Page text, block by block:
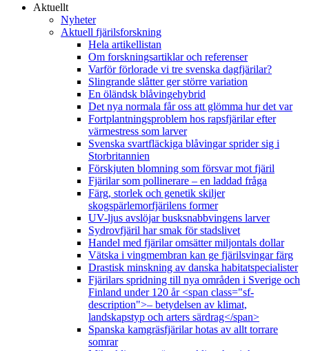
Aktuellt
Nyheter
Aktuell fjärilsforskning
Hela artikellistan
Om forskningsartiklar och referenser
Varför förlorade vi tre svenska dagfjärilar?
Slingrande slåtter ger större variation
En öländsk blåvingehybrid
Det nya normala får oss att glömma hur det var
Fortplantningsproblem hos rapsfjärilar efter
värmestress som larver
Svenska svartfläckiga blåvingar sprider sig i
Storbritannien
Förskjuten blomning som försvar mot fjäril
Fjärilar som pollinerare – en laddad fråga
Färg, storlek och genetik skiljer
skogspärlemorfjärilens former
UV-ljus avslöjar busksnabbvingens larver
Sydrovfjäril har smak för stadslivet
Handel med fjärilar omsätter miljontals dollar
Vätska i vingmembran kan ge fjärilsvingar färg
Drastisk minskning av danska habitatspecialister
Fjärilars spridning till nya områden i Sverige och
Finland under 120 år <span class="sf-
description">– betydelsen av klimat,
landskapstyp och arters särdrag</span>
Spanska kamgräsfjärilar hotas av allt torrare
somrar